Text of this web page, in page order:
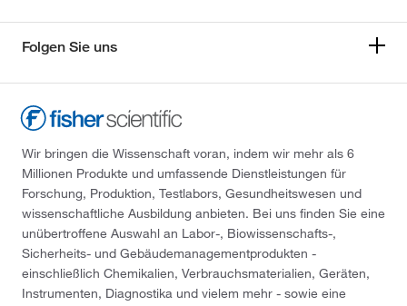
Folgen Sie uns
Wir bringen die Wissenschaft voran, indem wir mehr als 6
Millionen Produkte und umfassende Dienstleistungen für
Forschung, Produktion, Testlabors, Gesundheitswesen und
wissenschaftliche Ausbildung anbieten. Bei uns finden Sie eine
unübertroffene Auswahl an Labor-, Biowissenschafts-,
Sicherheits- und Gebäudemanagementprodukten -
einschließlich Chemikalien, Verbrauchsmaterialien, Geräten,
Instrumenten, Diagnostika und vielem mehr - sowie eine